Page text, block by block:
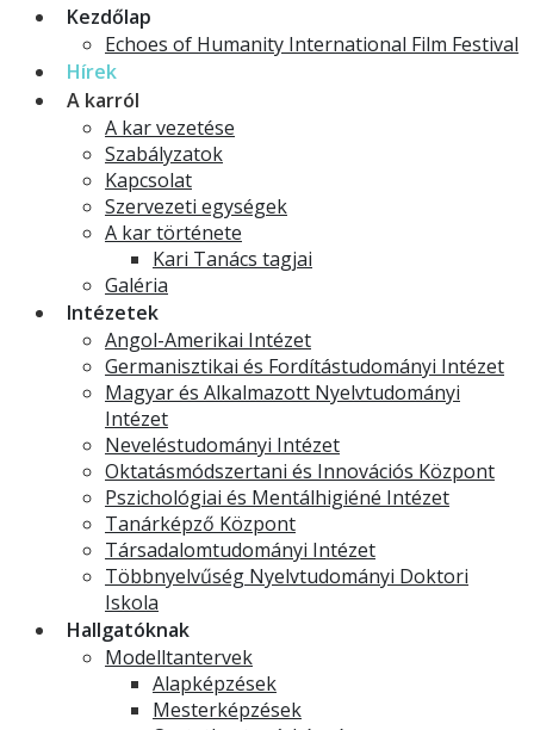
Kezdőlap
Echoes of Humanity International Film Festival
Hírek
A karról
A kar vezetése
Szabályzatok
Kapcsolat
Szervezeti egységek
A kar története
Kari Tanács tagjai
Galéria
Intézetek
Angol-Amerikai Intézet
Germanisztikai és Fordítástudományi Intézet
Magyar és Alkalmazott Nyelvtudományi
Intézet
Neveléstudományi Intézet
Oktatásmódszertani és Innovációs Központ
Pszichológiai és Mentálhigiéné Intézet
Tanárképző Központ
Társadalomtudományi Intézet
Többnyelvűség Nyelvtudományi Doktori
Iskola
Hallgatóknak
Modelltantervek
Alapképzések
Mesterképzések